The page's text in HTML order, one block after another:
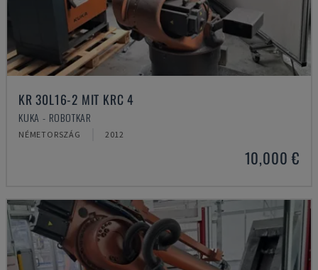
KR 30L16-2 MIT KRC 4
KUKA - ROBOTKAR
NÉMETORSZÁG 2012
10,000 €